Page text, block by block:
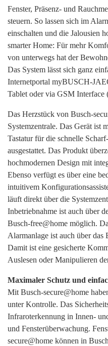
Fenster, Präsenz- und
steuern. So lassen sich im
einschalten und die Jalousien
smarter Home: Für mehr
von unterwegs hat der
Das System lässt sich ganz
Internetportal myBUSCH-
Tablet oder via GSM Interface
Das Herzstück von Busch-
Systemzentrale. Das Gerät ist
Tastatur für die schnelle
ausgestattet. Das Produkt
hochmodernen Design mit
Ebenso verfügt es über eine
intuitivem
läuft direkt über die
Inbetriebnahme ist auch über
Busch-free@home möglich.
Alarmanlage ist auch über das
Damit ist eine gesicherte
Auslesen oder Manipulieren
Maximaler Schutz und
Mit Busch-secure@home
unter Kontrolle. Das
Infraroterkennung in Innen-
und Fensterüberwachung.
secure@home können in